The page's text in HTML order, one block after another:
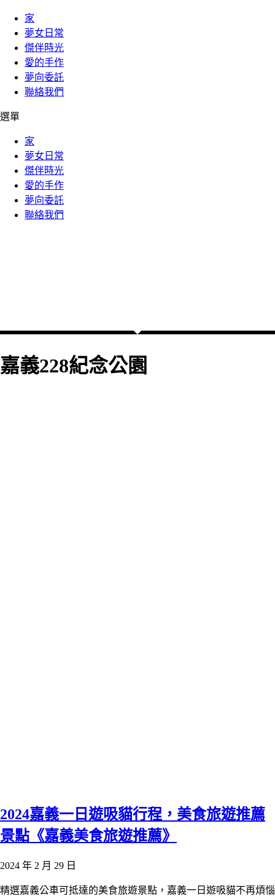
家
夢女日常
傑伴時光
愛的手作
夢向委託
聯絡我們
選單
家
夢女日常
傑伴時光
愛的手作
夢向委託
聯絡我們
嘉義228紀念公園
2024嘉義一日遊吸貓行程，美食旅遊推薦
景點《嘉義美食旅遊推薦》
2024 年 2 月 29 日
精選嘉義公車可抵達的美食旅遊景點，嘉義一日遊吸貓不再煩惱